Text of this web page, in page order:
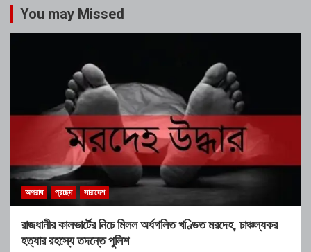
You may Missed
অপরাধ প্রচ্ছদ সারাদেশ
রাজধানীর কালভার্টের নিচে মিলল অর্ধগলিত খণ্ডিত মরদেহ, চাঞ্চল্যকর
হত্যার রহস্যে তদন্তে পুলিশ